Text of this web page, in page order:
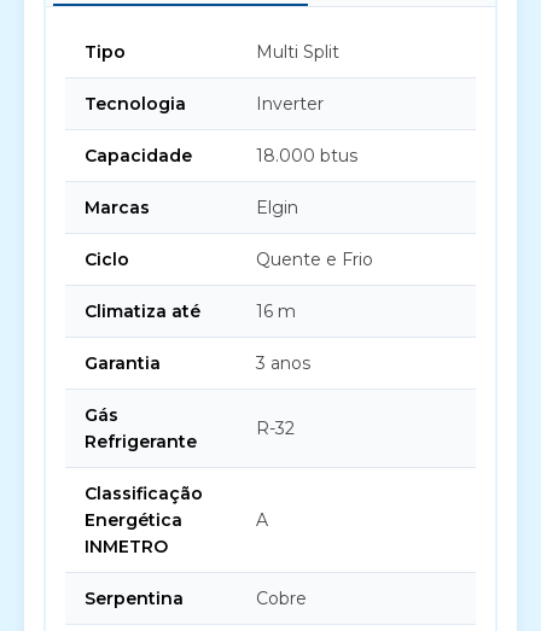
Tipo Multi Split
Tecnologia Inverter
Capacidade 18.000 btus
Marcas Elgin
Ciclo Quente e Frio
Climatiza até 16 m
Garantia 3 anos
Gás
Refrigerante
R-32
Classificação
Energética
INMETRO
A
Serpentina Cobre